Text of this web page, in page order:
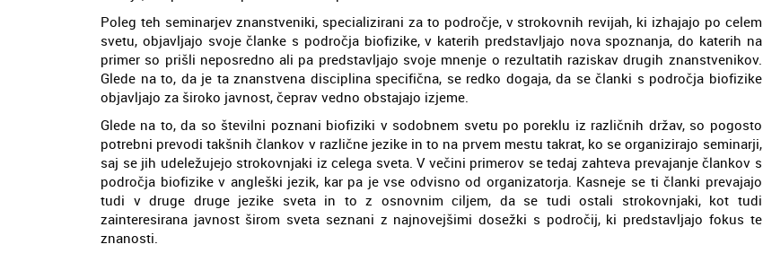
Poleg teh seminarjev znanstveniki, specializirani za to področje, v strokovnih revijah, ki izhajajo po celem
svetu, objavljajo svoje članke s področja biofizike, v katerih predstavljajo nova spoznanja, do katerih na
primer so prišli neposredno ali pa predstavljajo svoje mnenje o rezultatih raziskav drugih znanstvenikov.
Glede na to, da je ta znanstvena disciplina specifična, se redko dogaja, da se članki s področja biofizike
objavljajo za široko javnost, čeprav vedno obstajajo izjeme.
Glede na to, da so številni poznani biofiziki v sodobnem svetu po poreklu iz različnih držav, so pogosto
potrebni prevodi takšnih člankov v različne jezike in to na prvem mestu takrat, ko se organizirajo seminarji,
saj se jih udeležujejo strokovnjaki iz celega sveta. V večini primerov se tedaj zahteva prevajanje člankov s
področja biofizike v angleški jezik, kar pa je vse odvisno od organizatorja. Kasneje se ti članki prevajajo
tudi v druge druge jezike sveta in to z osnovnim ciljem, da se tudi ostali strokovnjaki, kot tudi
zainteresirana javnost širom sveta seznani z najnovejšimi dosežki s področij, ki predstavljajo fokus te
znanosti.